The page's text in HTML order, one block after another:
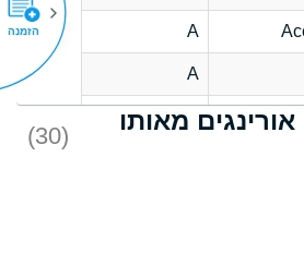
A
A
C
עוד O-Ring אורינגים מאותו
(30)
הזמנה